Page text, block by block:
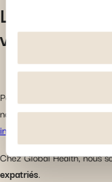
sont utilisés pour
fonctionnalités et
services
réseaux sociaux
L’assurance
vous et votre
Pour pallier les faiblesses
nombreux expatriés
internationale
Chez Global Health, nous
expatriés.